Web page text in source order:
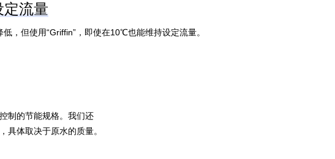
定流量
，但使用“Griffin”，即使在10℃也能维持设定流量。
制的节能规格。我们还
具体取决于原水的质量。